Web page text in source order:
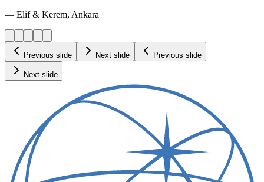
— Elif & Kerem, Ankara
Previous slide Next slide Previous slide
Next slide